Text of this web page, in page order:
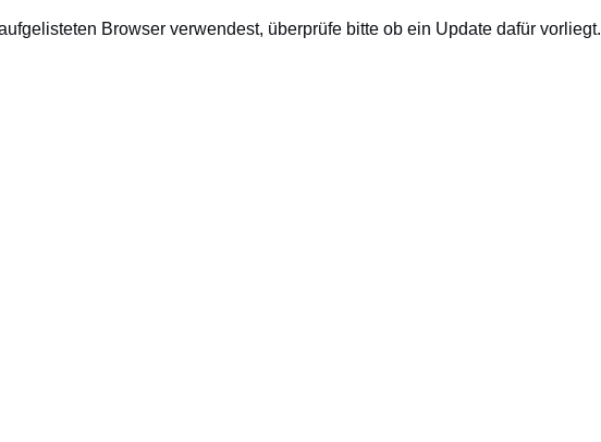
Browser verwendest, überprüfe bitte ob ein Update dafür vorliegt.